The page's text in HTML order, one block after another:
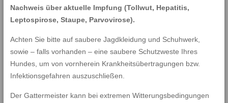
Nachweis über aktuelle Impfung (Tollwut, Hepatitis,
Leptospirose, Staupe, Parvovirose).
Achten Sie bitte auf saubere Jagdkleidung und Schuhwerk,
sowie – falls vorhanden – eine saubere Schutzweste Ihres
Hundes, um von vornherein Krankheitsübertragungen bzw.
Infektionsgefahren auszuschließen.
Der Gattermeister kann bei extremen Witterungsbedingungen